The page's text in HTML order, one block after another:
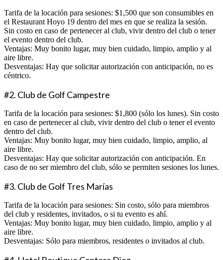
Tarifa de la locación para sesiones: $1,500 que son consumibles en
el Restaurant Hoyo 19 dentro del mes en que se realiza la sesión.
Sin costo en caso de pertenecer al club, vivir dentro del club o tener
el evento dentro del club.
Ventajas: Muy bonito lugar, muy bien cuidado, limpio, amplio y al
aire libre.
Desventajas: Hay que solicitar autorización con anticipación, no es
céntrico.
#2. Club de Golf Campestre
Tarifa de la locación para sesiones: $1,800 (sólo los lunes). Sin costo
en caso de pertenecer al club, vivir dentro del club o tener el evento
dentro del club.
Ventajas: Muy bonito lugar, muy bien cuidado, limpio, amplio, al
aire libre.
Desventajas: Hay que solicitar autorización con anticipación. En
caso de no ser miembro del club, sólo se permiten sesiones los lunes.
#3. Club de Golf Tres Marías
Tarifa de la locación para sesiones: Sin costo, sólo para miembros
del club y residentes, invitados, o si tu evento es ahí.
Ventajas: Muy bonito lugar, muy bien cuidado, limpio, amplio y al
aire libre.
Desventajas: Sólo para miembros, residentes o invitados al club.